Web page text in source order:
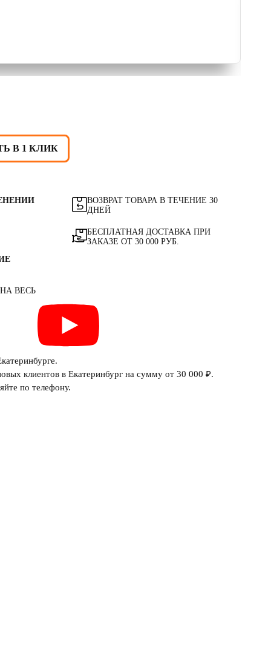
В 1 КЛИК
ВОЗВРАТ ТОВАРА В ТЕЧЕНИЕ 30
ДНЕЙ
ВЕСЬ
БЕСПЛАТНАЯ ДОСТАВКА ПРИ
ЗАКАЗЕ ОТ 30 000 РУБ.
клиентов в Екатеринбург на сумму от 30 000 ₽.
по телефону.